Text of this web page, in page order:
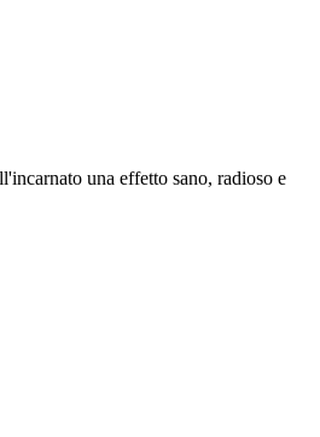
una effetto sano, radioso e